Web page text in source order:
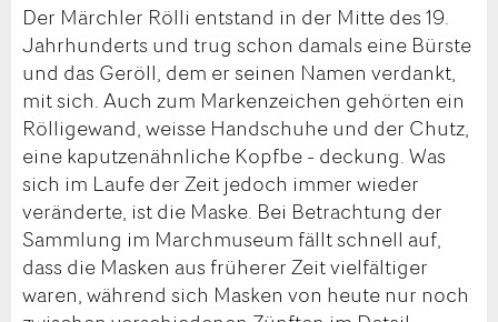
Der Märchler Rölli entstand in der Mitte des 19.
Jahrhunderts und trug schon damals eine Bürste
und das Geröll, dem er seinen Namen verdankt,
mit sich. Auch zum Markenzeichen gehörten ein
Rölligewand, weisse Handschuhe und der Chutz,
eine kaputzenähnliche Kopfbe - deckung. Was
sich im Laufe der Zeit jedoch immer wieder
veränderte, ist die Maske. Bei Betrachtung der
Sammlung im Marchmuseum fällt schnell auf,
dass die Masken aus früherer Zeit vielfältiger
waren, während sich Masken von heute nur noch